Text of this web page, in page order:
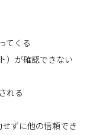
てくる
）が確認できない
れる
ずに他の信頼でき